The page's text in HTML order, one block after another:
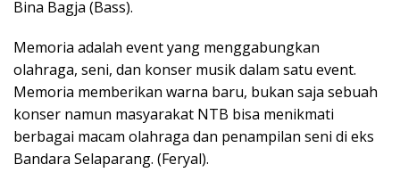
Bina Bagja (Bass).
Memoria adalah event yang menggabungkan
olahraga, seni, dan konser musik dalam satu event.
Memoria memberikan warna baru, bukan saja sebuah
konser namun masyarakat NTB bisa menikmati
berbagai macam olahraga dan penampilan seni di eks
Bandara Selaparang. (Feryal).